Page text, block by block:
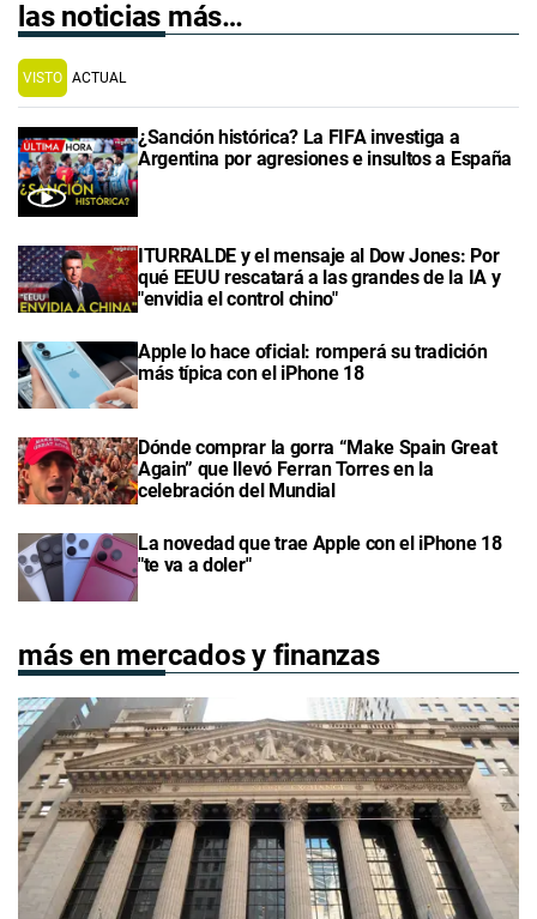
las noticias más…
VISTO ACTUAL
¿Sanción histórica? La FIFA investiga a
Argentina por agresiones e insultos a España
ITURRALDE y el mensaje al Dow Jones: Por
qué EEUU rescatará a las grandes de la IA y
"envidia el control chino"
Apple lo hace oficial: romperá su tradición
más típica con el iPhone 18
Dónde comprar la gorra “Make Spain Great
Again” que llevó Ferran Torres en la
celebración del Mundial
La novedad que trae Apple con el iPhone 18
"te va a doler"
más en mercados y finanzas